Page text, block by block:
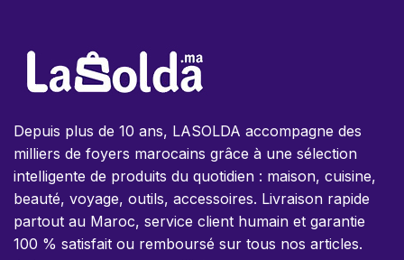
Depuis plus de 10 ans, LASOLDA accompagne des
milliers de foyers marocains grâce à une sélection
intelligente de produits du quotidien : maison, cuisine,
beauté, voyage, outils, accessoires. Livraison rapide
partout au Maroc, service client humain et garantie
100 % satisfait ou remboursé sur tous nos articles.